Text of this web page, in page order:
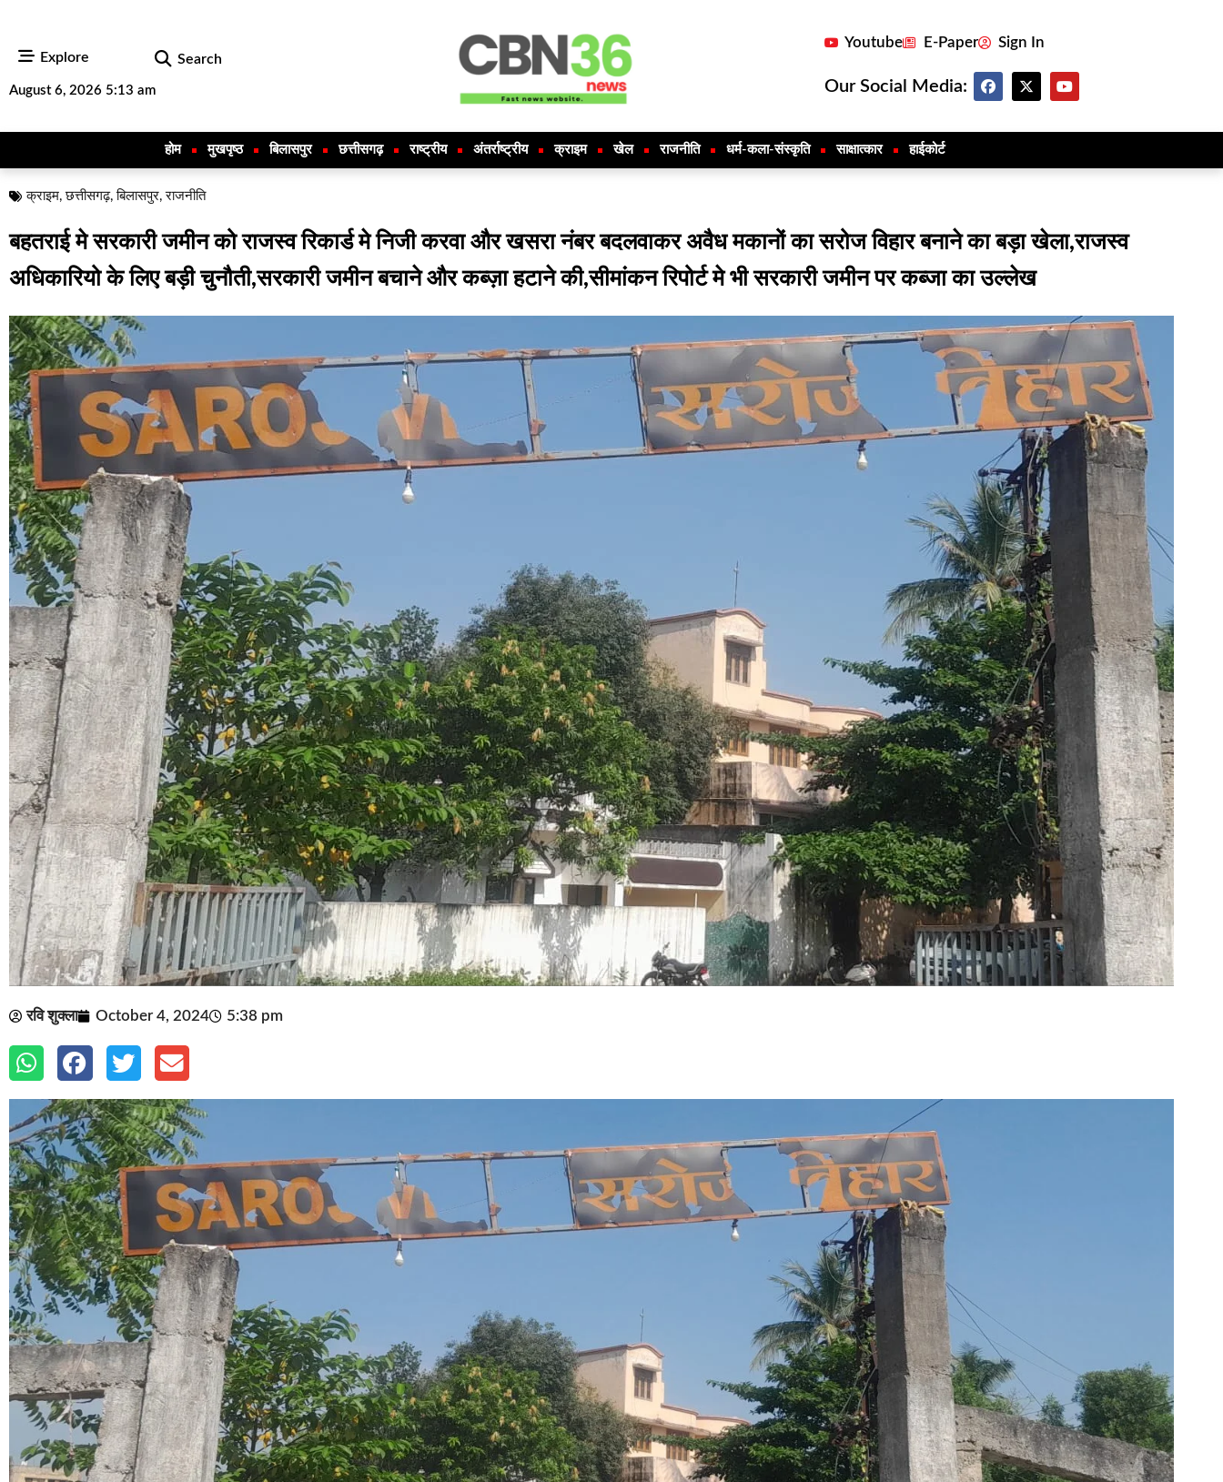
Explore Search
August 6, 2026 5:13 am
Youtube E-Paper Sign In
Our Social Media:
होम मुखपृष्ठ बिलासपुर छत्तीसगढ़ राष्ट्रीय अंतर्राष्ट्रीय क्राइम खेल राजनीति धर्म-कला-संस्कृति साक्षात्कार हाईकोर्ट
क्राइम,छत्तीसगढ़,बिलासपुर,राजनीति
बहतराई मे सरकारी जमीन को राजस्व रिकार्ड मे निजी करवा और खसरा नंबर बदलवाकर अवैध मकानों का सरोज विहार बनाने का बड़ा खेला,राजस्व
अधिकारियो के लिए बड़ी चुनौती,सरकारी जमीन बचाने और कब्ज़ा हटाने की,सीमांकन रिपोर्ट मे भी सरकारी जमीन पर कब्जा का उल्लेख
रवि शुक्ला October 4, 2024 5:38 pm